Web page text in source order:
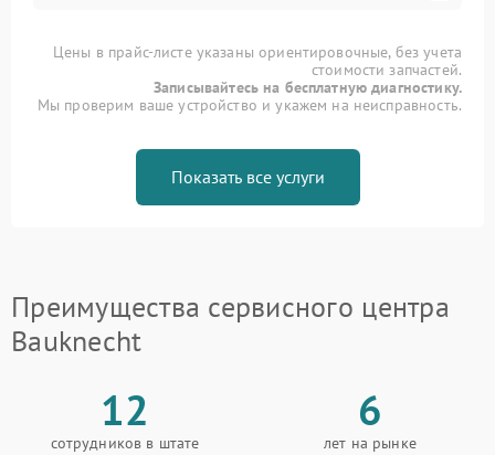
Цены в прайс-листе указаны ориентировочные, без учета
стоимости запчастей.
Записывайтесь на бесплатную диагностику.
Мы проверим ваше устройство и укажем на неисправность.
Показать все услуги
Преимущества сервисного центра
Bauknecht
12
сотрудников в штате
6
лет на рынке